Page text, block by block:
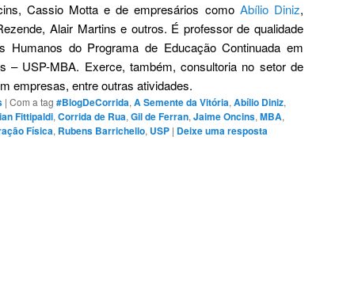
Cassio Motta e de empresários como Abí­lio Diniz,
Alair Martins e outros. É professor de qualidade
do Programa de Educação Continuada em
– USP-MBA. Exerce, também, consultoria no setor de
empresas, entre outras atividades.
| Com a tag #BlogDeCorrida, A Semente da Vitória, Abí­lio Diniz,
Fittipaldi, Corrida de Rua, Gil de Ferran, Jaime Oncins, MBA,
Fí­sica, Rubens Barrichello, USP | Deixe uma resposta